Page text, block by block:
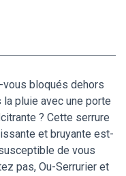
vous bloqués dehors
la pluie avec une porte
? Cette serrure
et bruyante est-
de vous
pas, Ou-Serrurier et